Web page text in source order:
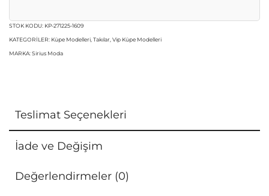
STOK KODU: KP-271225-1609
KATEGORILER: Küpe Modelleri Takılar Vip Küpe Modelleri
MARKA:Sirius Moda
Teslimat Seçenekleri
İade ve Değişim
Değerlendirmeler (0)